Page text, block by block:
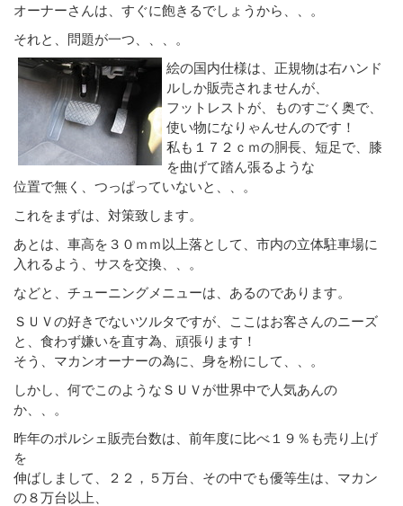
オーナーさんは、すぐに飽きるでしょうから、、。
それと、問題が一つ、、、。
絵の国内仕様は、正規物は右ハンド
ルしか販売されませんが、
フットレストが、ものすごく奥で、
使い物になりゃんせんのです！
私も１７２ｃｍの胴長、短足で、膝
を曲げて踏ん張るような
位置で無く、つっぱっていないと、、。
これをまずは、対策致します。
あとは、車高を３０ｍｍ以上落として、市内の立体駐車場に
入れるよう、サスを交換、、。
などと、チューニングメニューは、あるのであります。
ＳＵＶの好きでないツルタですが、ここはお客さんのニーズ
と、食わず嫌いを直す為、頑張ります！
そう、マカンオーナーの為に、身を粉にして、、。
しかし、何でこのようなＳＵＶが世界中で人気あんの
か、、。
昨年のポルシェ販売台数は、前年度に比べ１９％も売り上げ
を
伸ばしまして、２２，５万台、その中でも優等生は、マカン
の８万台以上、